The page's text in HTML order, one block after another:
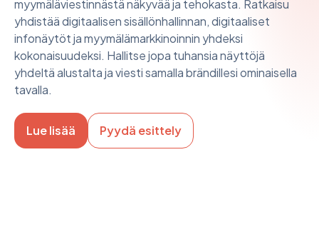
myymäläviestinnästä näkyvää ja tehokasta. Ratkaisu
yhdistää digitaalisen sisällönhallinnan, digitaaliset
infonäytöt ja myymälämarkkinoinnin yhdeksi
kokonaisuudeksi. Hallitse jopa tuhansia näyttöjä
yhdeltä alustalta ja viesti samalla brändillesi ominaisella
tavalla.
Lue lisää Pyydä esittely